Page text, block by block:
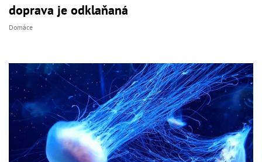
doprava je odklaňaná
Domáce